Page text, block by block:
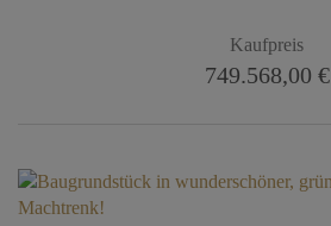
Kaufpreis
749.568,00 €